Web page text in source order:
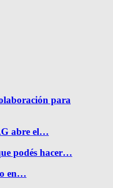
para
abre el…
podés hacer…
en…